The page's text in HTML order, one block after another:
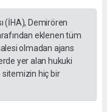
(İHA), Demirören
eklenen tüm
olmadan ajans
yer alan hukuki
hiç bir